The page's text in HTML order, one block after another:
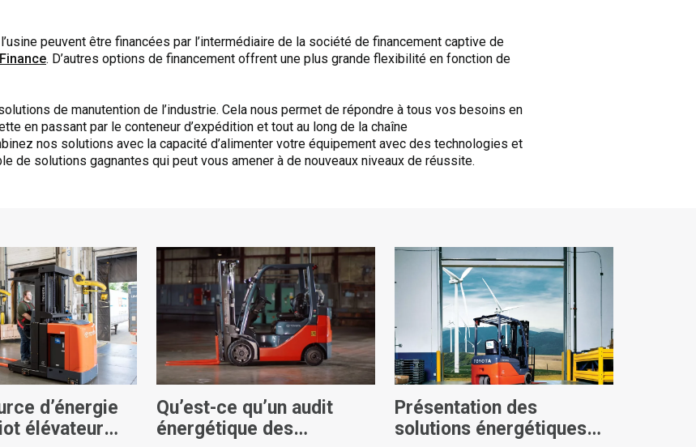
peuvent être financées par l’intermédiaire de la société de financement captive de
. D’autres options de financement offrent une plus grande flexibilité en fonction de
de manutention de l’industrie. Cela nous permet de répondre à tous vos besoins en
en passant par le conteneur d’expédition et tout au long de la chaîne
nos solutions avec la capacité d’alimenter votre équipement avec des technologies et
de solutions gagnantes qui peut vous amener à de nouveaux niveaux de réussite.
d’énergie
élévateur
Qu’est-ce qu’un audit
énergétique des
Présentation des
solutions énergétiques